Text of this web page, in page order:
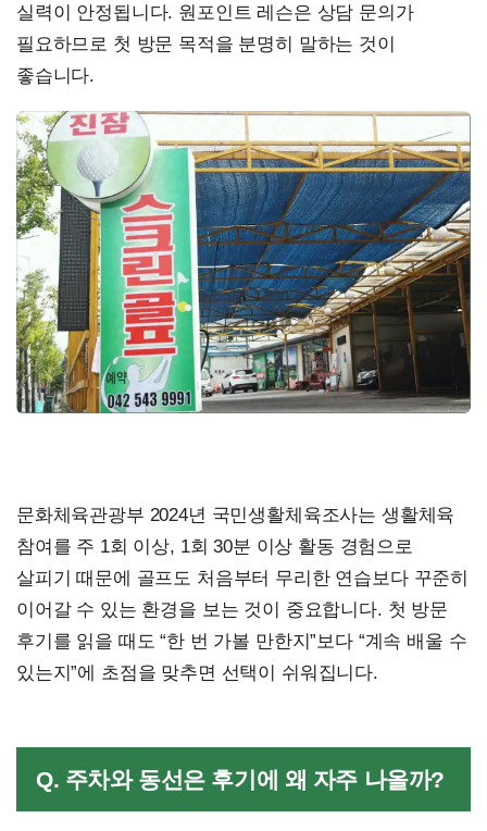
실력이 안정됩니다. 원포인트 레슨은 상담 문의가
필요하므로 첫 방문 목적을 분명히 말하는 것이
좋습니다.
문화체육관광부 2024년 국민생활체육조사는 생활체육
참여를 주 1회 이상, 1회 30분 이상 활동 경험으로
살피기 때문에 골프도 처음부터 무리한 연습보다 꾸준히
이어갈 수 있는 환경을 보는 것이 중요합니다. 첫 방문
후기를 읽을 때도 “한 번 가볼 만한지”보다 “계속 배울 수
있는지”에 초점을 맞추면 선택이 쉬워집니다.
Q. 주차와 동선은 후기에 왜 자주 나올까?